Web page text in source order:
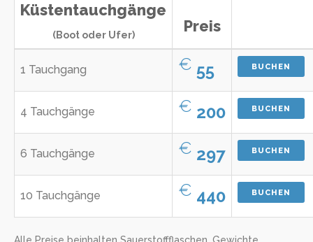
Küstentauchgänge
(Boot oder Ufer) Preis
1 Tauchgang € 55 BUCHEN
4 Tauchgänge € 200 BUCHEN
6 Tauchgänge € 297 BUCHEN
10 Tauchgänge € 440 BUCHEN